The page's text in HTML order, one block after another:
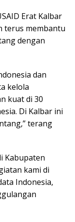
Erat Kalbar
terus membantu
dengan
dan
kelola
kuat di 30
Di Kalbar ini
terang
Kabupaten
kami di
Indonesia,